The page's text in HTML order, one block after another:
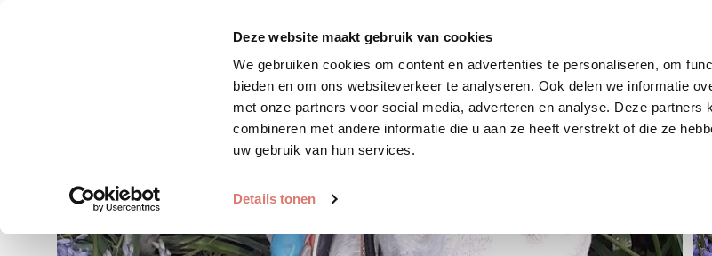
Deze website maakt gebruik van cookies
We gebruiken cookies om content en advertenties te personaliseren, om
bieden en om ons websiteverkeer te analyseren. Ook delen we informatie
met onze partners voor social media, adverteren en analyse. Deze partners
combineren met andere informatie die u aan ze heeft verstrekt of die ze
uw gebruik van hun services.
Details tonen
Zoek huisdier Plaats huisdier Hoe werkt het?